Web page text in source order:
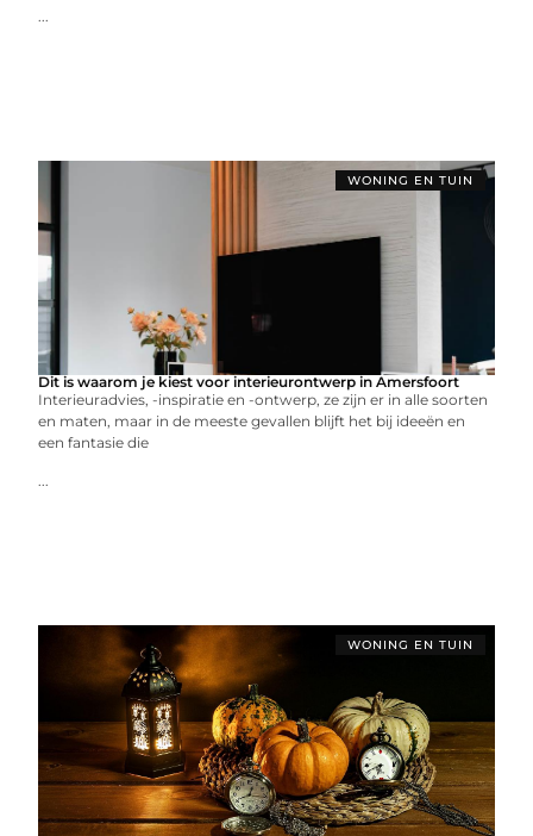
...
WONING EN TUIN
Dit is waarom je kiest voor interieurontwerp in Amersfoort
Interieuradvies, -inspiratie en -ontwerp, ze zijn er in alle soorten
en maten, maar in de meeste gevallen blijft het bij ideeën en
een fantasie die
...
WONING EN TUIN